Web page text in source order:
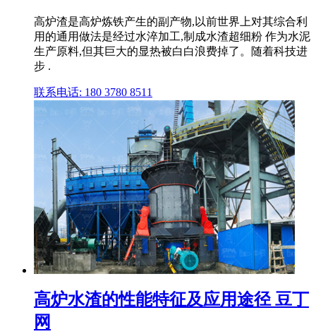
高炉渣是高炉炼铁产生的副产物,以前世界上对其综合利
用的通用做法是经过水淬加工,制成水渣超细粉 作为水泥
生产原料,但其巨大的显热被白白浪费掉了。随着科技进
步 .
联系电话: 180 3780 8511
高炉水渣的性能特征及应用途径 豆丁
网